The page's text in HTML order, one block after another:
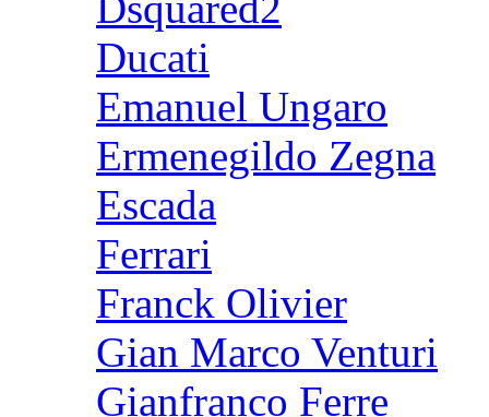
Ducati
Emanuel Ungaro
Ermenegildo Zegna
Escada
Ferrari
Franck Olivier
Gian Marco Venturi
Gianfranco Ferre